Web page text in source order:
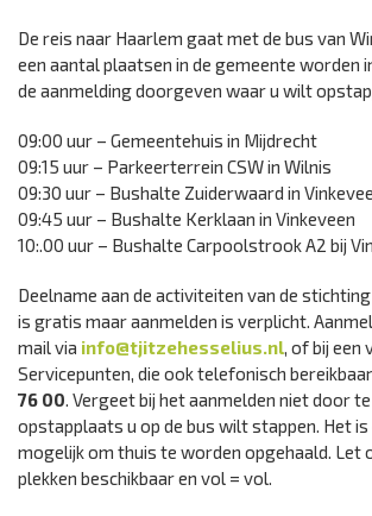
De reis naar Haarlem gaat met de bus van
een aantal plaatsen in de gemeente worden
de aanmelding doorgeven waar u wilt
09:00 uur – Gemeentehuis in Mijdrecht
09:15 uur – Parkeerterrein CSW in Wilnis
09:30 uur – Bushalte Zuiderwaard in
09:45 uur – Bushalte Kerklaan in Vinkeveen
10:.00 uur – Bushalte Carpoolstrook A2 bij
Deelname aan de activiteiten van de
is gratis maar aanmelden is verplicht.
mail via info@tjitzehesselius.nl, of bij een
Servicepunten, die ook telefonisch
76 00. Vergeet bij het aanmelden niet door
opstapplaats u op de bus wilt stappen. Het
mogelijk om thuis te worden opgehaald. Let
plekken beschikbaar en vol = vol.